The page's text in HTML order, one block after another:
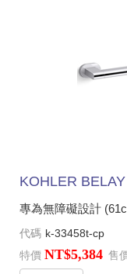
KOHLER
專為無障礙設計
代碼 k-33458t-cp
特價 NT$5,384 售